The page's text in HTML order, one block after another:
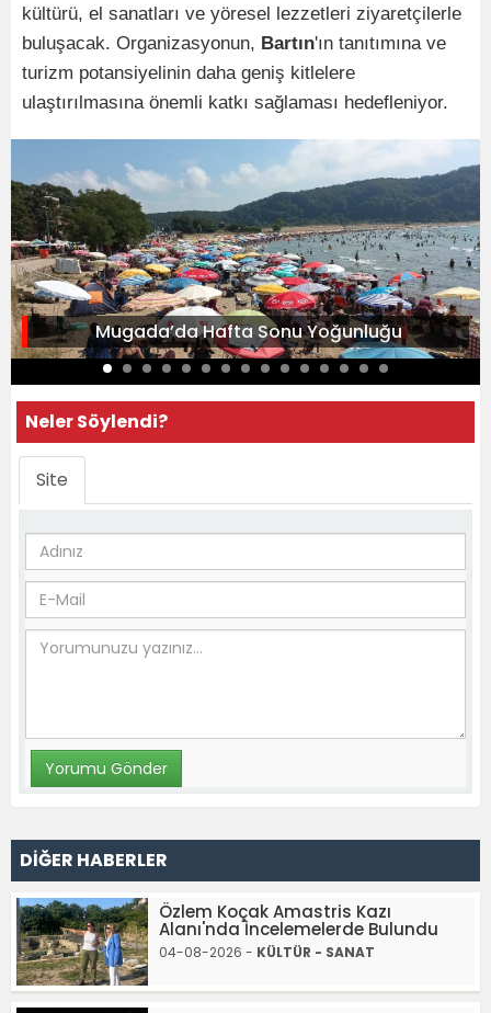
kültürü, el sanatları ve yöresel lezzetleri ziyaretçilerle
buluşacak. Organizasyonun, Bartın'ın tanıtımına ve
turizm potansiyelinin daha geniş kitlelere
ulaştırılmasına önemli katkı sağlaması hedefleniyor.
Mugada’da Hafta Sonu Yoğunluğu
Neler Söylendi?
Site
DİĞER HABERLER
Özlem Koçak Amastris Kazı
Alanı'nda İncelemelerde Bulundu
04-08-2026 - KÜLTÜR - SANAT